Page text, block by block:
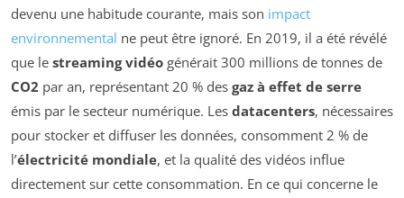
devenu une habitude courante, mais son impact
environnemental ne peut être ignoré. En 2019, il a été révélé
que le streaming vidéo générait 300 millions de tonnes de
CO2 par an, représentant 20 % des gaz à effet de serre
émis par le secteur numérique. Les datacenters, nécessaires
pour stocker et diffuser les données, consomment 2 % de
l’électricité mondiale, et la qualité des vidéos influe
directement sur cette consommation. En ce qui concerne le